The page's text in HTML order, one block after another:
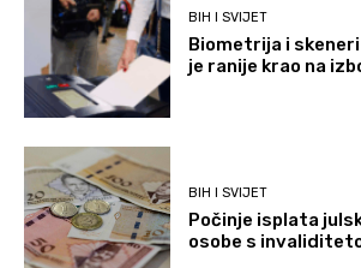
BIH I SVIJET
Biometrija i
je ranije krao na
BIH I SVIJET
Počinje isplata
osobe s